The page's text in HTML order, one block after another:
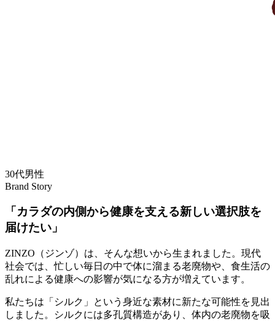
30代男性
Brand Story
「カラダの内側から健康を支える新しい選択肢を
届けたい」
ZINZO（ジンゾ）は、そんな想いから生まれました。現代
社会では、忙しい毎日の中で体に溜まる老廃物や、食生活の
乱れによる健康への影響が気になる方が増えています。
私たちは「シルク」という身近な素材に新たな可能性を見出
しました。シルクには多孔質構造があり、体内の老廃物を吸